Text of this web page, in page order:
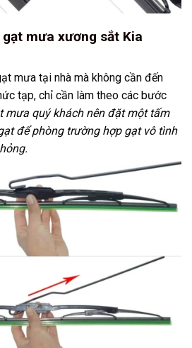
mưa xương sắt Kia
mưa tại nhà mà không cần đến
tạp, chỉ cần làm theo các bước
mưa quý khách nên đặt một tấm
để phòng trường hợp gạt vô tình